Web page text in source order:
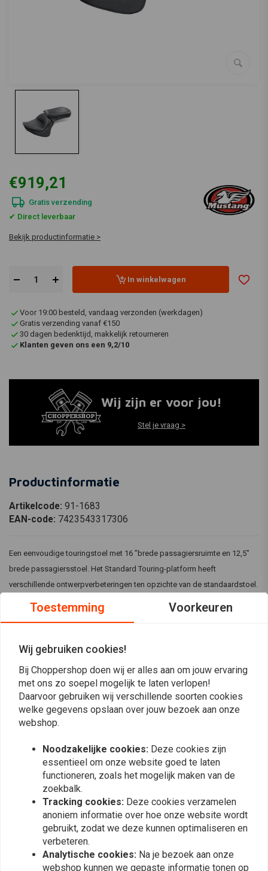
€919,21
Gratis verzending
✔ Direct leverbaar
Bekijk productinformatie >
In winkelwagen
Voor 19:00 besteld, vandaag verzonden (werkdagen)
Gratis verzending vanaf €150
30 dagen bedenktijd, makkelijk retourneren
Klanten geven ons een 9,2/10
Wij zijn er voor jou!
Stel je vraag >
Productinformatie
Artikelcode: 91-1683
EAN-code: 7423543317306
Een eenvoudige touringstoel met 16 "brede passagiersruimte en 12,5"
brede passagiersstoel. Het Standard Touring-platform heeft
verschillende ontwerpverbeteringen ten opzichte van de standaardstoel.
met een vergelijkbaar bereik als de bedieningselementen in vergelijking
ondersteund door de neus van de passagiersstoel die naar voren
Past op:> Yamaha 98-16 V-Star 650 Custom
Lees meer
Reviews
Plaats ook een review
Toestemming Voorkeuren
Wij gebruiken cookies!
Bij Choppershop doen wij er alles aan om jouw ervaring
met ons zo soepel mogelijk te laten verlopen!
Daarvoor gebruiken wij verschillende soorten cookies
welke gegevens opslaan over jouw bezoek aan onze
webshop.
Noodzakelijke cookies: Deze cookies zijn
essentieel om onze website goed te laten
functioneren, zoals het mogelijk maken van de
zoekbalk.
Tracking cookies: Deze cookies verzamelen
anoniem informatie over hoe onze website wordt
gebruikt, zodat we deze kunnen optimaliseren en
verbeteren.
Analytische cookies: Na je bezoek aan onze
webshop kunnen we gepaste informatie tonen op